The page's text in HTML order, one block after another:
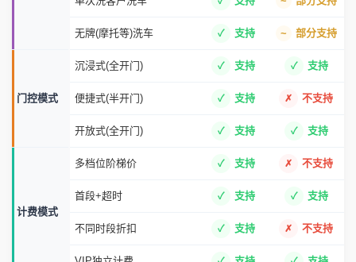
无牌(摩托等)洗车 支持 部分支持
沉浸式(全开门) 支持 支持
便捷式(半开门) 支持 不支持
开放式(全开门) 支持 支持
多档位阶梯价 支持 不支持
首段+超时 支持 支持
不同时段折扣 支持 不支持
VIP独立计费 支持 支持